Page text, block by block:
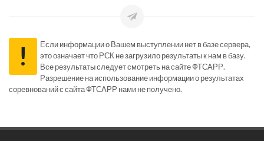
!
Если информации о Вашем выступлении нет в базе сервера,
это означает что РСК не загрузило результаты к нам в базу.
Все результаты следует смотреть на сайте ФТСАРР.
Разрешение на использование информации о результатах
соревнований с сайта ФТСАРР нами не получено.